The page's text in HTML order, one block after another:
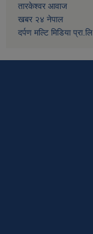
तारकेश्वर आवाज
खबर २४ नेपाल
दर्पण मल्टि मिडिया प्रा.लि.